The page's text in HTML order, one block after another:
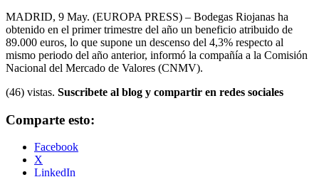
MADRID, 9 May. (EUROPA PRESS) – Bodegas Riojanas ha
obtenido en el primer trimestre del año un beneficio atribuido de
89.000 euros, lo que supone un descenso del 4,3% respecto al
mismo periodo del año anterior, informó la compañía a la Comisión
Nacional del Mercado de Valores (CNMV).
(46) vistas. Suscribete al blog y compartir en redes sociales
Comparte esto:
Facebook
X
LinkedIn